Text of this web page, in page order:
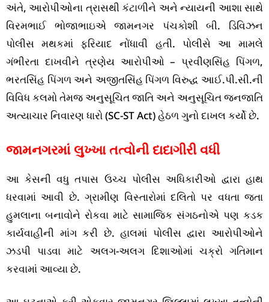
અંતે, આરોપીઓના ત્રાસથી કંટાળીને અને ન્યાયની આશા સાથે
વિરમભાઈ ભોજાભાઇએ જામનગર પંચકોશી બી. ડિવિઝન
પોલીસ મથકમાં ફરિયાદ નોંધાવી હતી. પોલીસે આ મામલે
ગંભીરતા દાખવીને ત્રણેય આરોપીઓ – પ્રવીણસિંહ પિંગળ,
ભરતસિંહ પિંગળ અને અજીતસિંહ પિંગળ વિરુદ્ધ આઈ.પી.સી.ની
વિવિધ કલમો તેમજ અનુસૂચિત જાતિ અને અનુસૂચિત જનજાતિ
અત્યાચાર નિવારણ ધારો (SC-ST Act) હેઠળ ગુનો દાખલ કર્યો છે.
જામનગરમાં લુખ્ખા તત્વોની દાદાગીરી વધી
આ કેસની વધુ તપાસ ઉચ્ચ પોલીસ અધિકારીઓ દ્વારા હાથ
ધરવામાં આવી છે. ગ્રામીણ વિસ્તારોમાં દલિતો પર વધતા જતા
હુમલાના બનાવોને રોકવા માટે સામાજિક સંગઠનોએ પણ કડક
કાર્યવાહીની માંગ કરી છે. હાલમાં પોલીસ દ્વારા આરોપીઓને
ઝડપી પાડવા માટે અલગ-અલગ દિશાઓમાં ચક્રો ગતિમાન
કરવામાં આવ્યા છે.